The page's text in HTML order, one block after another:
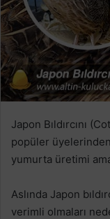
Japon Bıldırcını
popüler
yumurta üretimi
Aslında Japon
verimli olmaları